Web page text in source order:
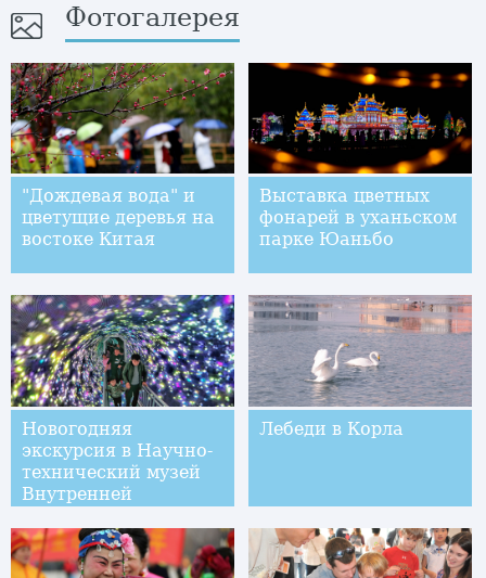
Фотогалерея
"Дождевая вода" и
цветущие деревья на
востоке Китая
Выставка цветных
фонарей в уханьском
парке Юаньбо
Новогодняя
экскурсия в Научно-
технический музей
Внутренней
Лебеди в Корла